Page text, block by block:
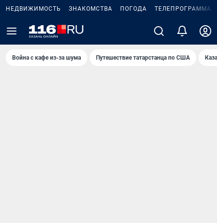
НЕДВИЖИМОСТЬ ЗНАКОМСТВА ПОГОДА ТЕЛЕПРОГРАММА
Война с кафе из-за шума Путешествие татарстанца по США